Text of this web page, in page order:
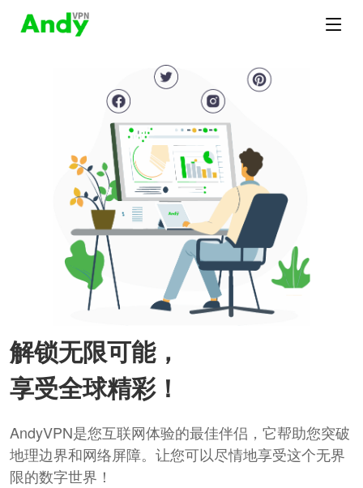
解锁无限可能，
享受全球精彩！
AndyVPN是您互联网体验的最佳伴侣，它帮助您突破
地理边界和网络屏障。让您可以尽情地享受这个无界
限的数字世界！